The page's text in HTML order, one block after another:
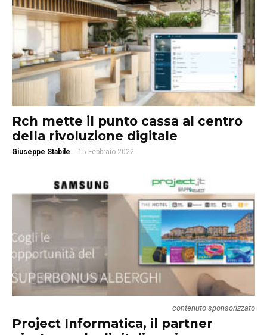
Rch mette il punto cassa al centro
della rivoluzione digitale
Giuseppe Stabile - 15 Febbraio 2022
contenuto sponsorizzato
Project Informatica, il partner